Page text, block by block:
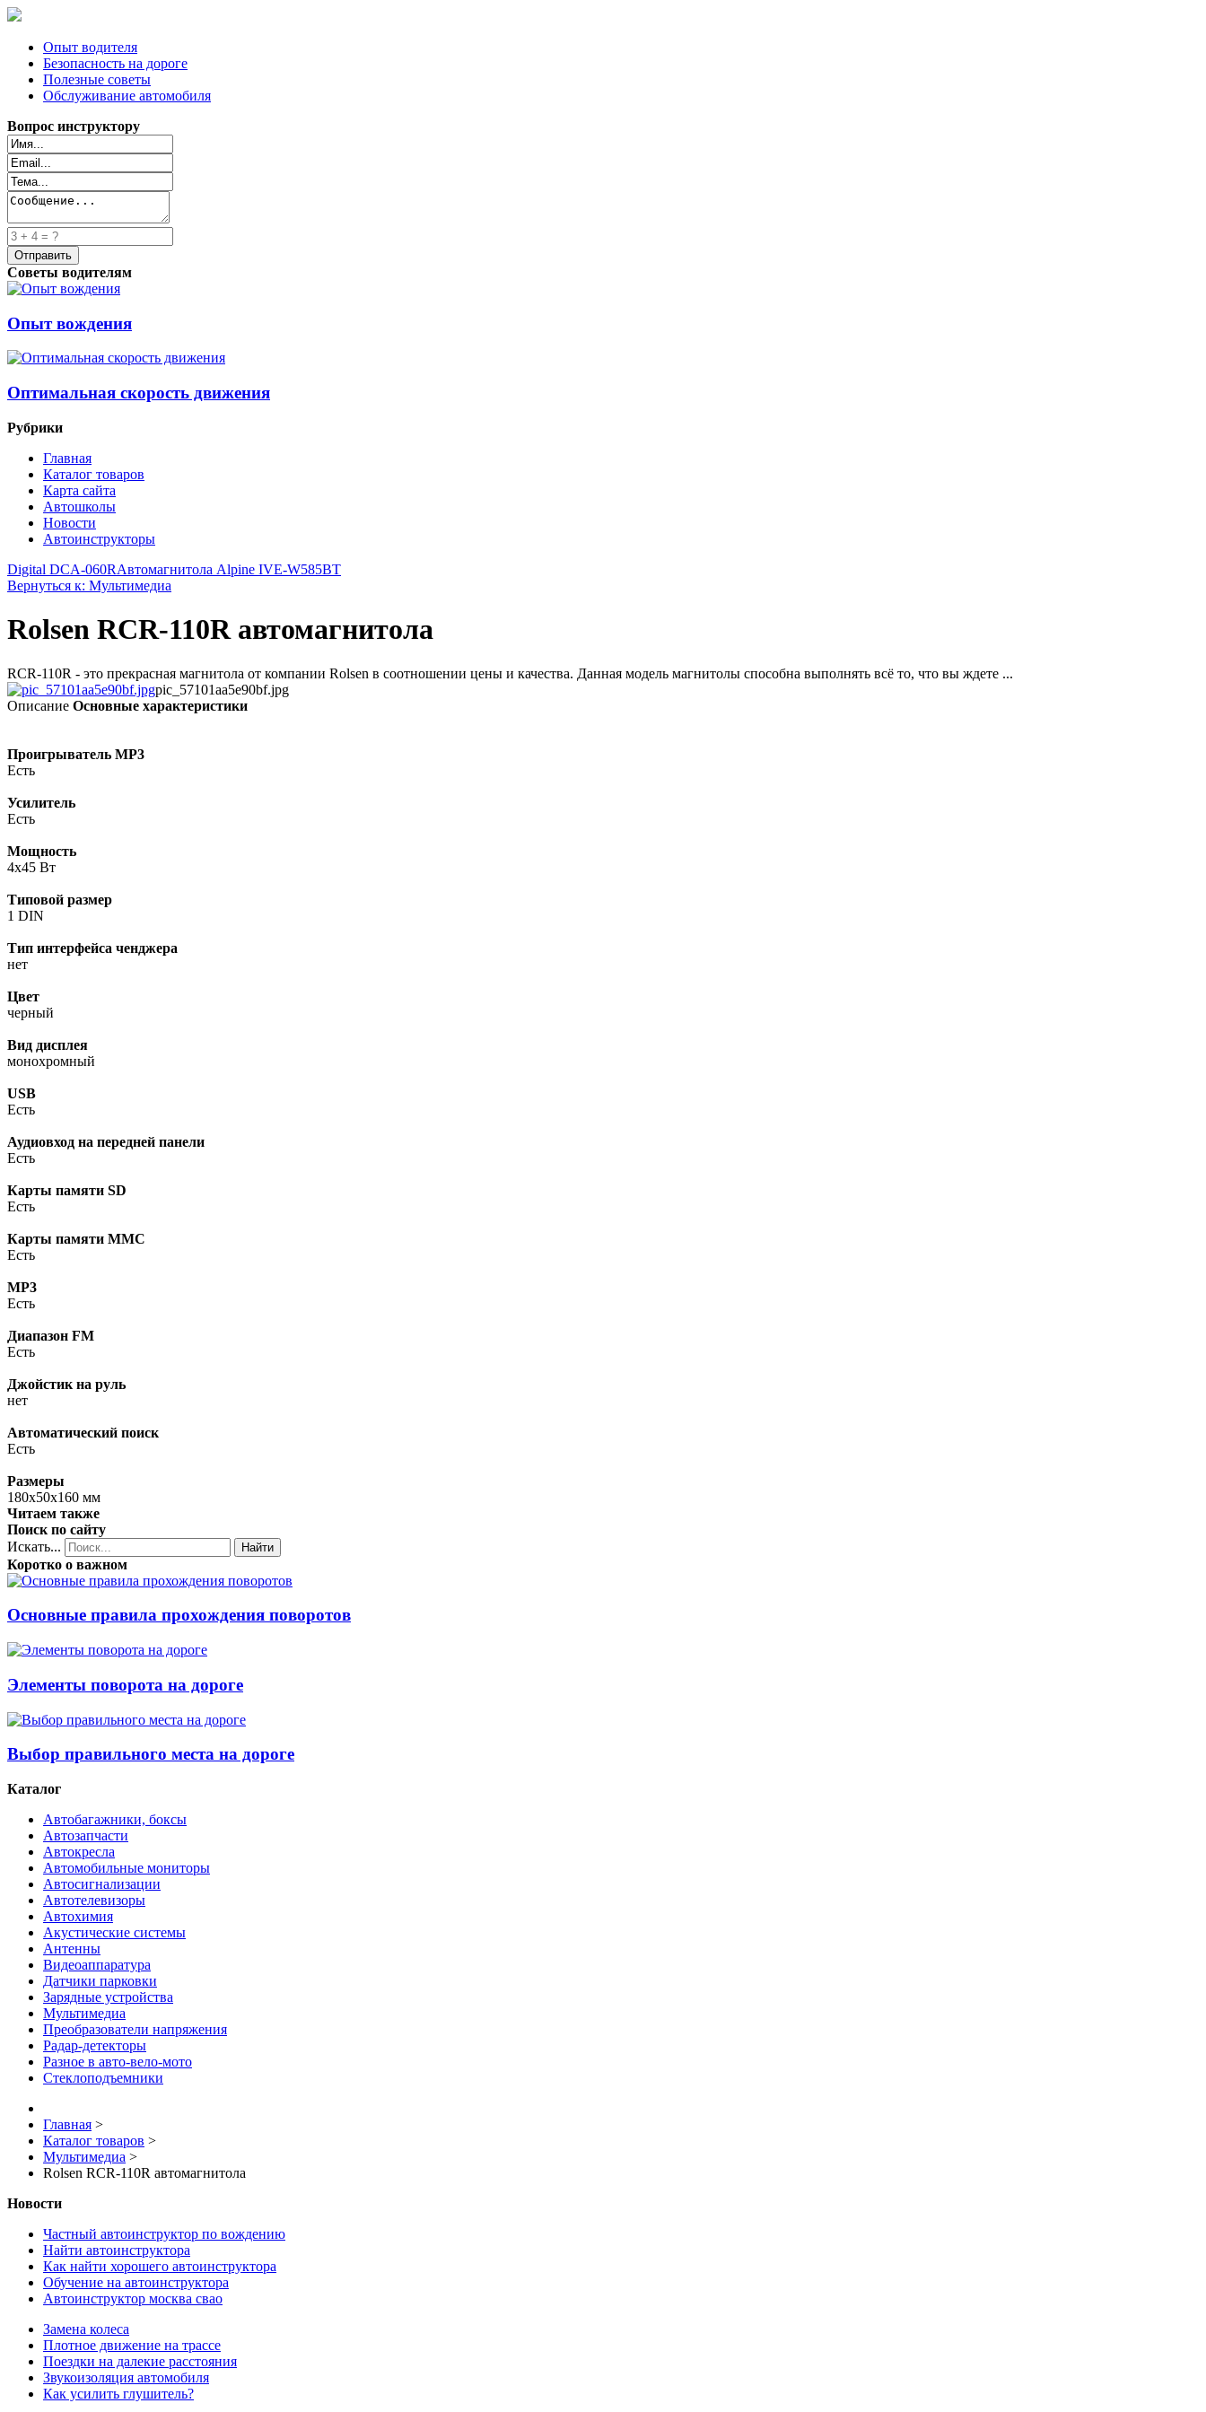
Опыт водителя
Безопасность на дороге
Полезные советы
Обслуживание автомобиля
Вопрос инструктору
Советы водителям
Опыт вождения
Оптимальная скорость движения
Рубрики
Главная
Каталог товаров
Карта сайта
Автошколы
Новости
Автоинструкторы
Digital DCA-060RАвтомагнитола Alpine IVE-W585BT
Вернуться к: Мультимедиа
Rolsen RCR-110R автомагнитола
RCR-110R - это прекрасная магнитола от компании Rolsen в соотношении цены и качества. Данная модель магнитолы способна выполнять всё то, что вы ждете ...
pic_57101aa5e90bf.jpg
Описание Основные характеристики
Проигрыватель MP3
Есть
Усилитель
Есть
Мощность
4x45 Вт
Типовой размер
1 DIN
Тип интерфейса ченджера
нет
Цвет
черный
Вид дисплея
монохромный
USB
Есть
Аудиовход на передней панели
Есть
Карты памяти SD
Есть
Карты памяти MMC
Есть
MP3
Есть
Диапазон FM
Есть
Джойстик на руль
нет
Автоматический поиск
Есть
Размеры
180x50x160 мм
Читаем также
Поиск по сайту
Искать...
Найти
Коротко о важном
Основные правила прохождения поворотов
Элементы поворота на дороге
Выбор правильного места на дороге
Каталог
Автобагажники, боксы
Автозапчасти
Автокресла
Автомобильные мониторы
Автосигнализации
Автотелевизоры
Автохимия
Акустические системы
Антенны
Видеоаппаратура
Датчики парковки
Зарядные устройства
Мультимедиа
Преобразователи напряжения
Радар-детекторы
Разное в авто-вело-мото
Стеклоподъемники
Главная >
Каталог товаров >
Мультимедиа >
Rolsen RCR-110R автомагнитола
Новости
Частный автоинструктор по вождению
Найти автоинструктора
Как найти хорошего автоинструктора
Обучение на автоинструктора
Автоинструктор москва свао
Замена колеса
Плотное движение на трассе
Поездки на далекие расстояния
Звукоизоляция автомобиля
Как усилить глушитель?